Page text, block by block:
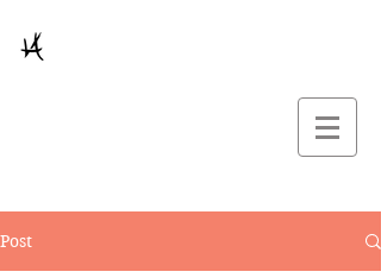
Post